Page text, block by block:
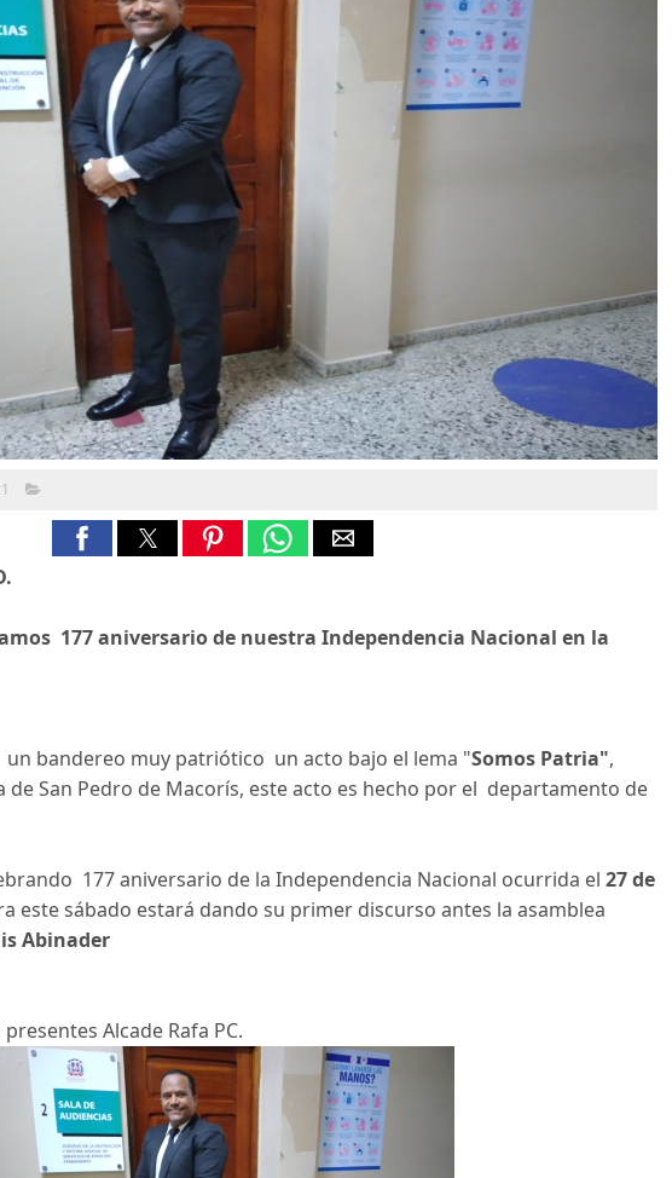
177 aniversario de nuestra Independencia Nacional en la
bandereo muy patriótico un acto bajo el lema "Somos Patria",
de San Pedro de Macorís, este acto es hecho por el departamento de
177 aniversario de la Independencia Nacional ocurrida el 27 de
este sábado estará dando su primer discurso antes la asamblea
Abinader
Alcade Rafa PC.